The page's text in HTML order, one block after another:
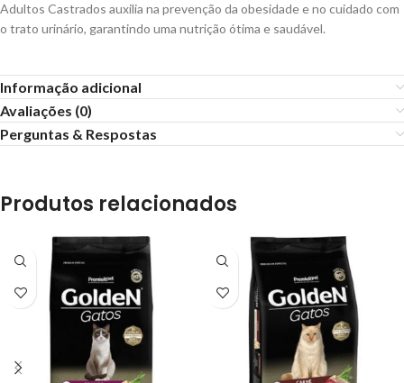
Adultos Castrados auxilia na prevenção da obesidade e no cuidado com
o trato urinário, garantindo uma nutrição ótima e saudável.
Informação adicional
Avaliações (0)
Perguntas & Respostas
Produtos relacionados